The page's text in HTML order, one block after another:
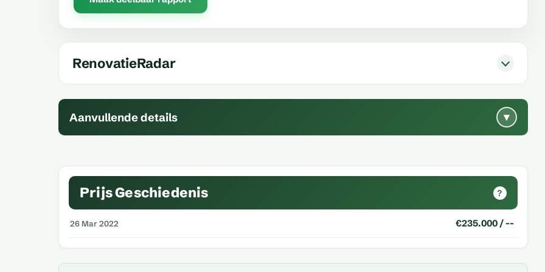
RenovatieRadar
Aanvullende details ▾
Prijs Geschiedenis ?
26 Mar 2022 €235.000 / --